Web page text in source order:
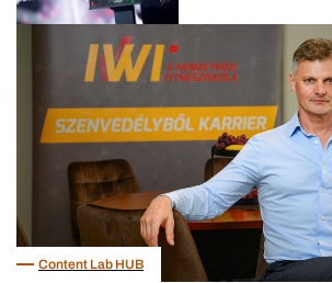
Content Lab HUB